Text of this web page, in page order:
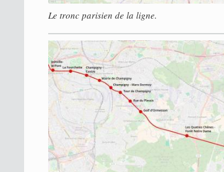
Le tronc parisien de la ligne.